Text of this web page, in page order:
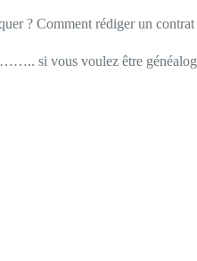
? Comment rédiger un
si vous voulez être